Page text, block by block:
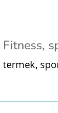
Fitness,
termek,